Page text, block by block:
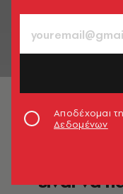
© Lucy Cave
είναι να
Αποδέχομαι
Δεδομένων